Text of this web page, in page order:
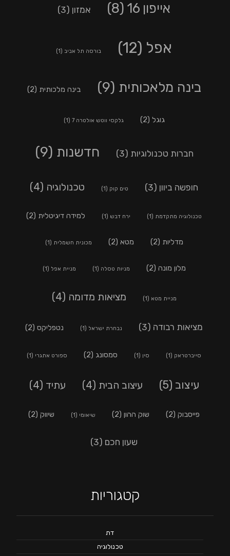
אייפון 16 (8) אמזון (3)
אפל (12) בורסה תל אביב (1)
בינה מלאכותית (9) בינה מלכותית (2)
גוגל (2) גלקסי ווטש אולטרה 7 (1)
חברות טכנולוגיות (3) חדשנות (9)
חופשה ביוון (3) טים קוק (1) טכנולוגיה (4)
טכנולוגיה מתקדמת (1) ירח דבש (1) למידה דיגיטלית (2)
מדליות (2) מטא (2) מכונית חשמלית (1)
מלון מונה (2) מניות טסלה (1) מניית אפל (1)
מניית מטא (1) מציאות מדומה (4)
מציאות רבודה (3) נבחרת ישראל (1) נטפליקס (2)
סייברטראק (1) סין (1) סמסונג (2) ספורט אתגרי (1)
עיצוב (5) עיצוב הבית (4) עתיד (4)
פייסבוק (2) שוק ההון (2) שיאומי (1) שיווק (2)
שעון חכם (3)
קטגוריות
דת
טכנולוגיה